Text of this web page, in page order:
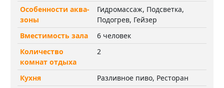
Особенности аква-
зоны
Гидромассаж, Подсветка,
Подогрев, Гейзер
Вместимость зала
6 человек
Количество
комнат отдыха
2
Кухня
Разливное пиво, Ресторан